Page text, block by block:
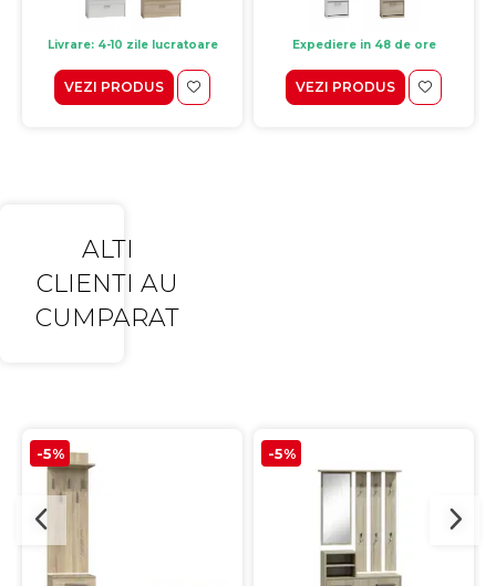
Livrare: 4-10 zile lucratoare
VEZI PRODUS
Expediere in 48 de ore
VEZI PRODUS
ALTI
CLIENTI AU
CUMPARAT
-5% -5%